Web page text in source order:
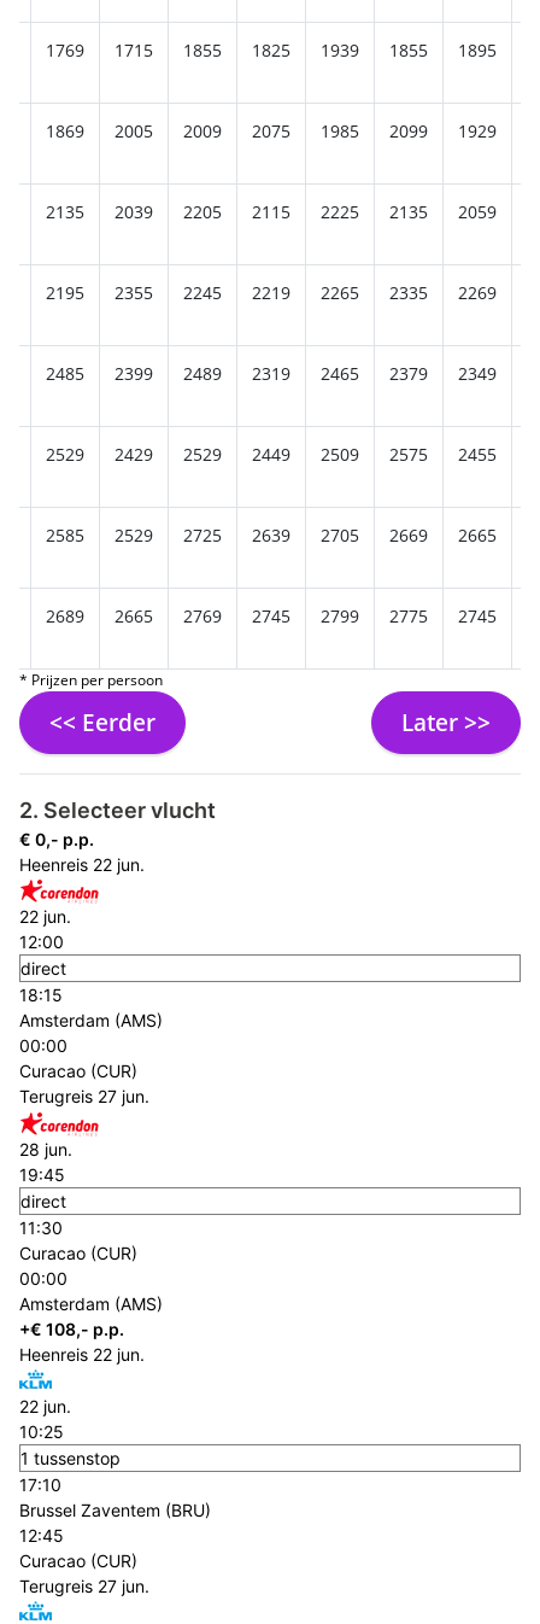
1769 1715 1855 1825 1939 1855 1895
1869 2005 2009 2075 1985 2099 1929
2135 2039 2205 2115 2225 2135 2059
2195 2355 2245 2219 2265 2335 2269
2485 2399 2489 2319 2465 2379 2349
2529 2429 2529 2449 2509 2575 2455
2585 2529 2725 2639 2705 2669 2665
2689 2665 2769 2745 2799 2775 2745
* Prijzen per persoon
<< Eerder Later >>
2. Selecteer vlucht
€ 0,- p.p.
Heenreis 22 jun.
22 jun.
12:00
direct
18:15
Amsterdam (AMS)
00:00
Curacao (CUR)
Terugreis 27 jun.
28 jun.
19:45
direct
11:30
Curacao (CUR)
00:00
Amsterdam (AMS)
+€ 108,- p.p.
Heenreis 22 jun.
22 jun.
10:25
1 tussenstop
17:10
Brussel Zaventem (BRU)
12:45
Curacao (CUR)
Terugreis 27 jun.